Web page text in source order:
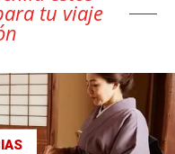
tu viaje